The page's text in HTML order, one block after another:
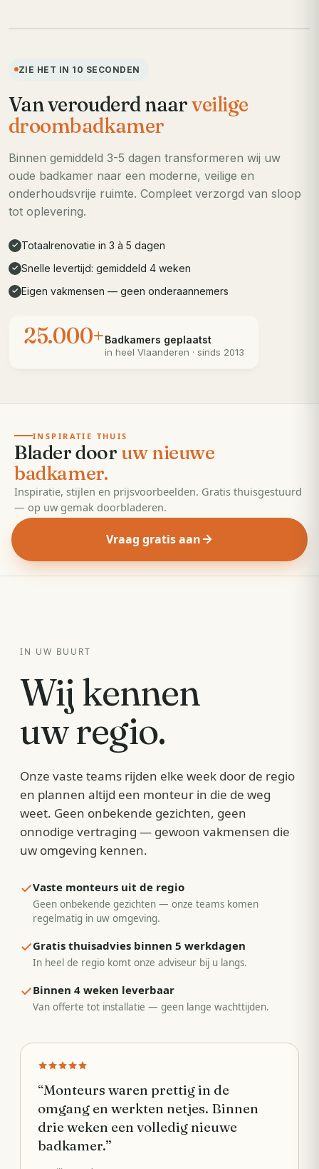
ZIE HET IN 10 SECONDEN
Van verouderd naarveilige
droombadkamer
Binnen gemiddeld 3-5 dagen transformeren wij uw
oude badkamer naar een moderne, veilige en
onderhoudsvrije ruimte. Compleet verzorgd van sloop
tot oplevering.
✓ Totaalrenovatie in 3 à 5 dagen
✓ Snelle levertijd: gemiddeld 4 weken
✓ Eigen vakmensen — geen onderaannemers
25.000+Badkamers geplaatst
in heel Vlaanderen · sinds 2013
EDITIE2026· 55 pagina's
INSPIRATIE THUIS
Blader door uw nieuwe
badkamer.
Inspiratie, stijlen en prijsvoorbeelden. Gratis thuisgestuurd
— op uw gemak doorbladeren.
Vraag gratis aan
IN UW BUURT
Wij kennen
uw regio.
Onze vaste teams rijden elke week door de regio
en plannen altijd een monteur in die de weg
weet. Geen onbekende gezichten, geen
onnodige vertraging — gewoon vakmensen die
uw omgeving kennen.
Vaste monteurs uit de regio
Geen onbekende gezichten — onze teams komen
regelmatig in uw omgeving.
Gratis thuisadvies binnen 5 werkdagen
In heel de regio komt onze adviseur bij u langs.
Binnen 4 weken leverbaar
Van offerte tot installatie — geen lange wachttijden.
“Monteurs waren prettig in de
omgang en werkten netjes. Binnen
drie weken een volledig nieuwe
badkamer.”